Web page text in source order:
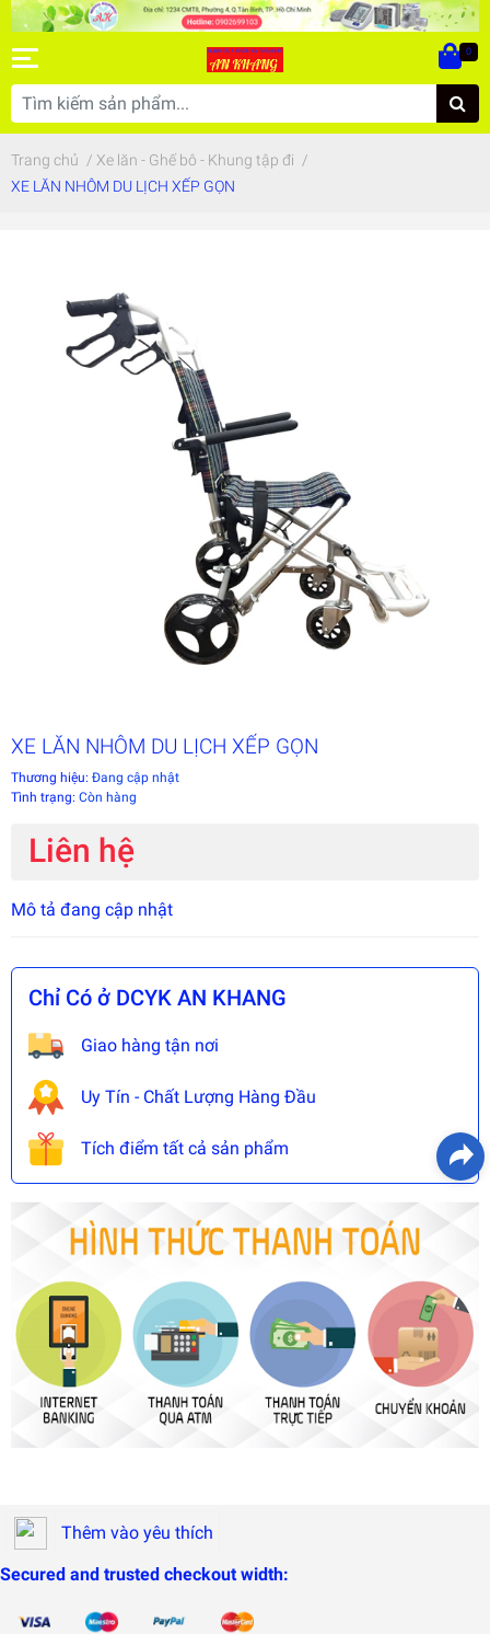
0
Trang chủ / Xe lăn - Ghế bô - Khung tập đi /
XE LĂN NHÔM DU LỊCH XẾP GỌN
XE LĂN NHÔM DU LỊCH XẾP GỌN
Thương hiệu: Đang cập nhật
Tình trạng: Còn hàng
Liên hệ
Mô tả đang cập nhật
Chỉ Có ở DCYK AN KHANG
Giao hàng tận nơi
Uy Tín - Chất Lượng Hàng Đầu
Tích điểm tất cả sản phẩm
Thêm vào yêu thích
Secured and trusted checkout width: